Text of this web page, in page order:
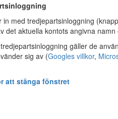
in med tredjepartsinloggning
det aktuella kontots angivna
gäller de
sig av (Googles villkor,
att stänga fönstret